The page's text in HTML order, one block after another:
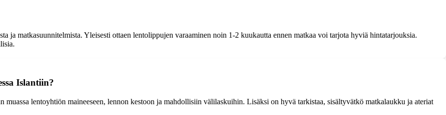
ja matkasuunnitelmista. Yleisesti ottaen lentolippujen varaaminen noin 1-2 kuukautta ennen matkaa voi tarjota hyviä hintatarjouksia.
Islantiin?
muassa lentoyhtiön maineeseen, lennon kestoon ja mahdollisiin välilaskuihin. Lisäksi on hyvä tarkistaa, sisältyvätkö matkalaukku ja ateriat